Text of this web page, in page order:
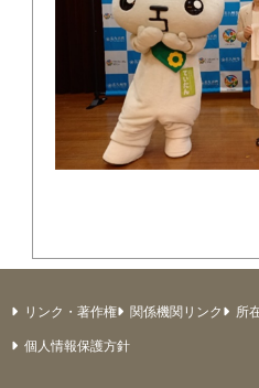
リンク・著作権 関係機関リンク 所
個人情報保護方針